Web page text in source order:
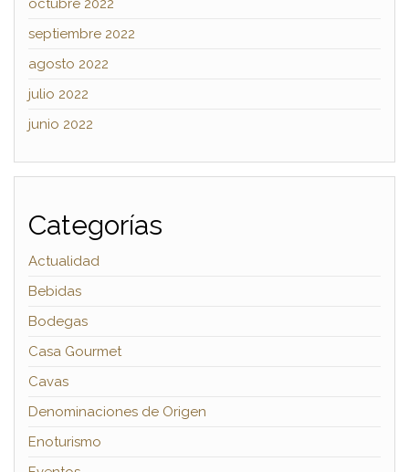
octubre 2022
septiembre 2022
agosto 2022
julio 2022
junio 2022
Categorías
Actualidad
Bebidas
Bodegas
Casa Gourmet
Cavas
Denominaciones de Origen
Enoturismo